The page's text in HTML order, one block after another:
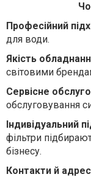
Професійний
для води.
Якість
світовими
Сервісне
обслуговування
Індивідуальний
фільтри
бізнесу.
Контакти й